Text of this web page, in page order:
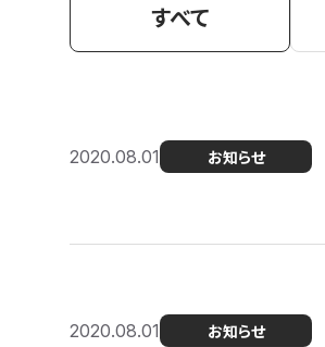
すべて
2020.08.01 お知らせ
2020.08.01 お知らせ